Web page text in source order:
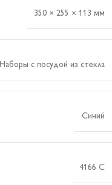
350 × 255 × 113 мм
Наборы с посудой из стекла
Синий
4166 C